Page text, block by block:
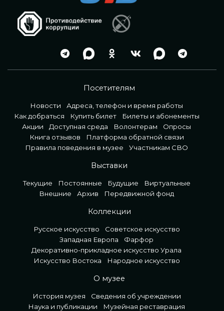
Посетителям
Новости
Адреса, телефон и время работы
Как добраться
Купить билет
Билеты и абонементы
Акции
Доступная среда Волонтерам
Опросы
Книга отзывов
Платформа обратной связи
Правила поведения в музее
Участникам СВО
Выставки
Текущие Постоянные Будущие
Виртуальные
Внешние
Архив Передвижной фонд
Коллекции
Русское искусство
Советское искусство
Западная Европа
Фарфор
Декоративно-прикладное искусство Урала
Искусство Востока
Народное искусство
О музее
История музея
Сведения об учреждении
Наука и публикации
Музейная реставрация